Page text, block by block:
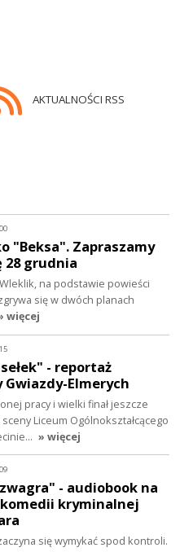
AKTUALNOŚCI RSS
"Beksa". Zapraszamy
28 grudnia
na podstawie powieści
się w dwóch planach
więcej
- reportaż
Gwiazdy-Elmerych
pracy i wielki finał jeszcze
Liceum Ogólnokształcącego
» więcej
- audiobook na
kryminalnej
się wymykać spod kontroli.